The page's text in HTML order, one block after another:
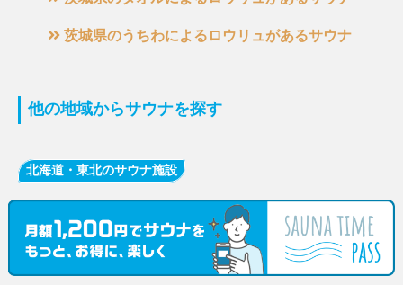
茨城県のうちわによるロウリュがあるサウナ
他の地域からサウナを探す
北海道・東北のサウナ施設
青森県のサウナ施設
岩手県のサウナ施設 宮城県のサウナ施設